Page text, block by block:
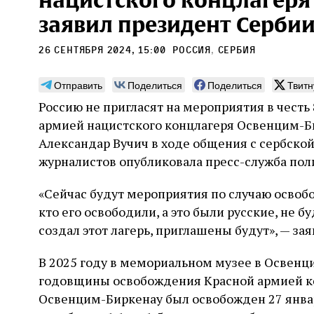
заявил президент
26 сентября 2024, 15:00 Россия, Сербия
Отправить Поделиться Поделиться
Россию не пригласят на мероприятия в
армией нацистского концлагеря Освенцим-
Александар Вучич в ходе общения с
журналистов опубликовала пресс-служба
«Сейчас будут мероприятия по случаю
кто его освободили, а это были русские, не
создал этот лагерь, приглашены будут», —
В 2025 году в мемориальном музее в
годовщины освобождения Красной армией
Освенцим-Биркенау был освобожден 27
к каббале,
в
метафизики и
точки зрения
Планета обезьян
Продвижение книги координированными
усилиями ведущих мировых СМИ тоже вряд
ли дело случая или следствие выдающихся
достоинств книги. Перед нами, видимо,
часть проекта. Задача которого может быть
еврейской идентичности, имеющей
благородные социалистические корни в
30 июля Книжный разговор Григорий
Хавин
5